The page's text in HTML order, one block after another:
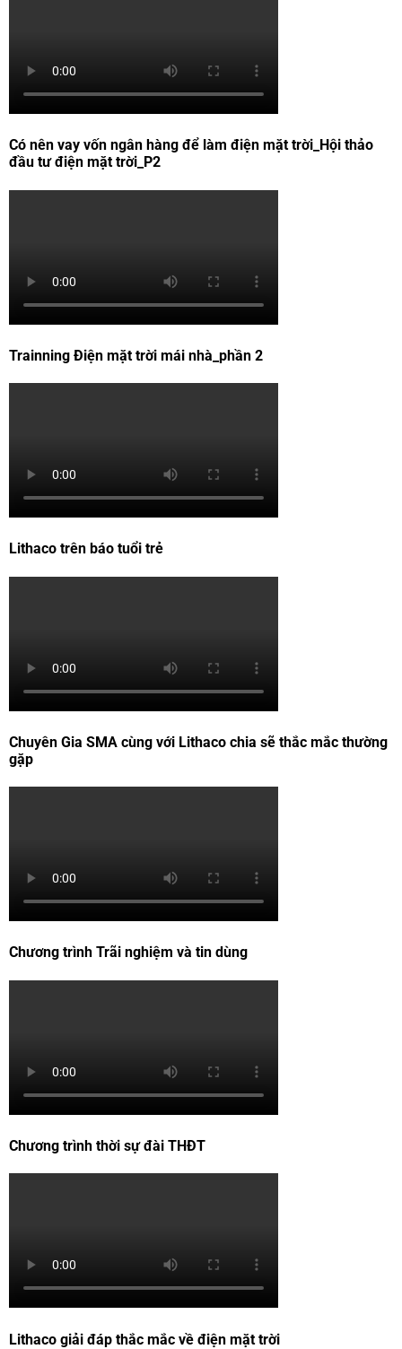
Có nên vay vốn ngân hàng để làm điện mặt trời_Hội thảo
đầu tư điện mặt trời_P2
Trainning Điện mặt trời mái nhà_phần 2
Lithaco trên báo tuổi trẻ
Chuyên Gia SMA cùng với Lithaco chia sẽ thắc mắc thường
gặp
Chương trình Trãi nghiệm và tin dùng
Chương trình thời sự đài THĐT
Lithaco giải đáp thắc mắc về điện mặt trời